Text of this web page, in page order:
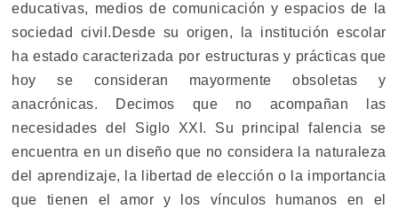
educativas, medios de comunicación y espacios de la
sociedad civil.Desde su origen, la institución escolar
ha estado caracterizada por estructuras y prácticas que
hoy se consideran mayormente obsoletas y
anacrónicas. Decimos que no acompañan las
necesidades del Siglo XXI. Su principal falencia se
encuentra en un diseño que no considera la naturaleza
del aprendizaje, la libertad de elección o la importancia
que tienen el amor y los vínculos humanos en el